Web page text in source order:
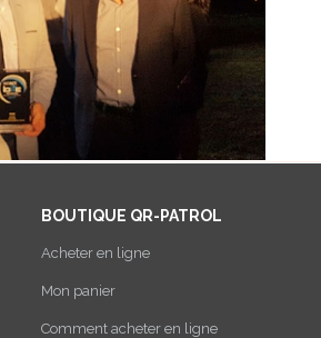
BOUTIQUE QR-PATROL
Acheter en ligne
Mon panier
Comment acheter en ligne